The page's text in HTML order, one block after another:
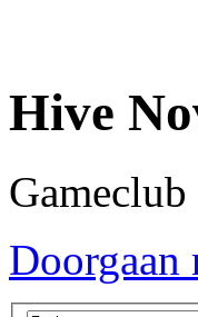
Hive
Gameclub
Doorgaan